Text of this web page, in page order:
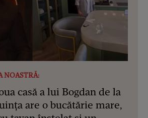
NOASTRĂ:
casă a lui Bogdan de la
are o bucătărie mare,